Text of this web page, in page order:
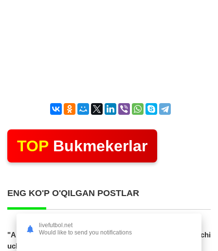
TOP Bukmekerlar
ENG KO'P O'QILGAN POSTLAR
"Al Hilol" O'zbekiston terma jamoasiga gol urgan hujumchi
uchun 70 mln. evro taklif...
livefutbol.net
Would like to send you notifications